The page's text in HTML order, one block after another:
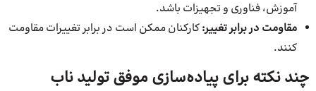
آموزش، فناوری و تجهیزات باشد.
مقاومت در برابر تغییر:کارکنان ممکن است در برابر تغییرات مقاومت
کنند.
چند نکته برای پیاده‌سازی موفق تولید ناب